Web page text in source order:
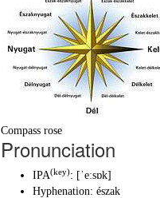
Compass rose
Pronunciation
IPA(key): [ˈeːsɒk]
Hyphenation: észak